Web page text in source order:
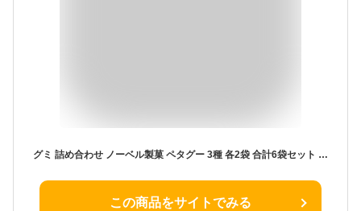
グミ 詰め合わせ ノーベル製菓 ペタグー 3種 各2袋 合計6袋セット ソーダ グレープ ゴールデンパイン お菓子 詰め合わせ 子供 グミ キャンディー 駄菓子 まとめ買い 福袋 送料無料 買い置き ストック おやつ ハードグミ うすい かたい 新食感
この商品をサイトでみる